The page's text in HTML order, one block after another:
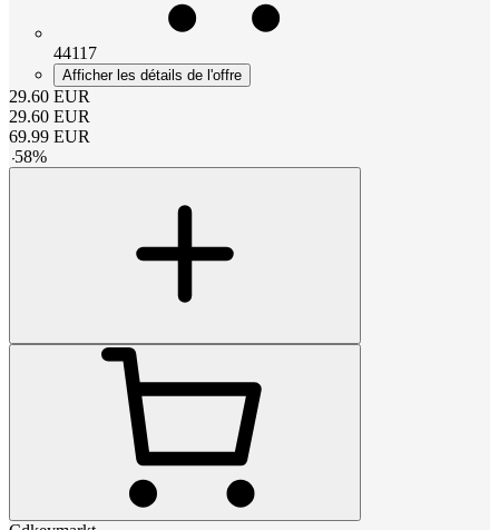
44117
Afficher les détails de l'offre
29.60 EUR
29.60 EUR
69.99 EUR
-58%